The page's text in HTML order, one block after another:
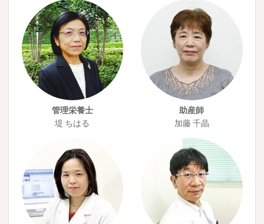
管理栄養士
堤 ちはる
助産師
加藤 千晶